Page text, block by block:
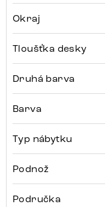
Okraj
Tloušťka desky
Druhá barva
Barva
Typ nábytku
Podnož
Područka